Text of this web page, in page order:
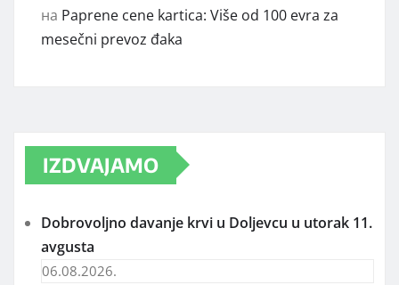
на Paprene cene kartica: Više od 100 evra za
mesečni prevoz đaka
IZDVAJAMO
Dobrovoljno davanje krvi u Doljevcu u utorak 11.
avgusta
06.08.2026.